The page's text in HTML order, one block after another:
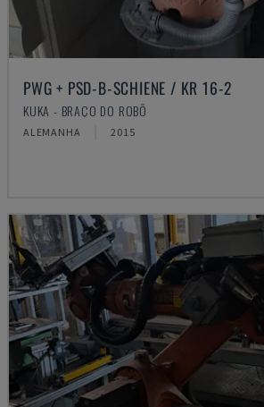
PWG + PSD-B-SCHIENE / KR 16-2
KUKA - BRAÇO DO ROBÔ
ALEMANHA 2015